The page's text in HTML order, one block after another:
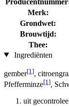
Merk:
Grondwet:
Brouwtijd:
Thee:
Ingrediënten
gember[1],
Pfefferminze[1],
uit